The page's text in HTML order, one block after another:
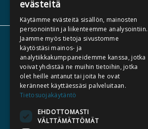
TIETOA MEISTÄ
TEKIJÄT
KATALOGIT
AJANKOHTAISTA
HALUATKO KIRJAILIJAKSI
evästeitä
Käytämme evästeitä sisällön, mainosten
personointiin ja liikenteemme analysointiin.
Jaamme myös tietoja sivustomme
käytöstäsi mainos- ja
analytiikkakumppaneidemme kanssa, jotka
voivat yhdistää ne muihin tietoihin, jotka
olet heille antanut tai joita he ovat
keränneet käyttäessäsi palveluitaan.
Tietosuojakäytäntö
EHDOTTOMASTI
VÄLTTÄMÄTTÖMÄT